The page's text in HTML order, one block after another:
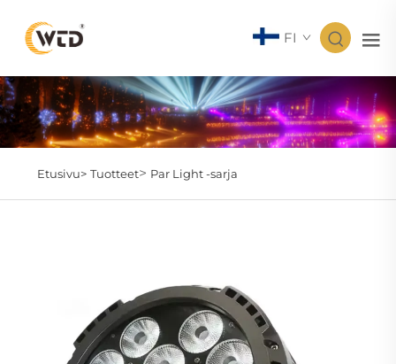
FI
Etusivu> Tuotteet> Par Light -sarja